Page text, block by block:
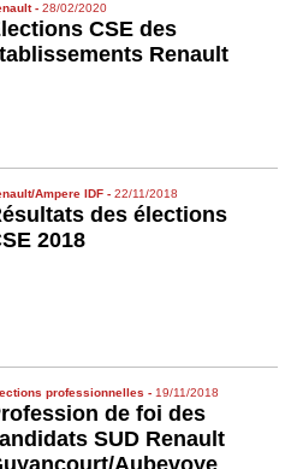
-28/02/2020
CSE des
Renault
Ampere IDF -22/11/2018
des élections
2018
professionnelles -19/11/2018
de foi des
SUD Renault